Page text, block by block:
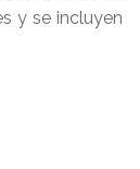
y se incluyen